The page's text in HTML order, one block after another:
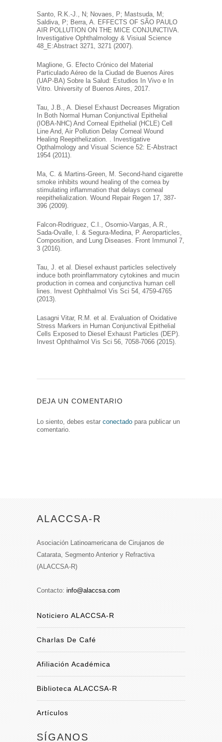
Santo, R.K.-J., N; Novaes, P; Mastsuda, M;
Saldiva, P; Berra, A. EFFECTS OF SÃO PAULO
AIR POLLUTION ON THE MICE CONJUNCTIVA.
Investigative Ophthalmology & Visiual Science
48_E:Abstract 3271, 3271 (2007).
Maglione, G. Efecto Crónico del Material
Particulado Aéreo de la Ciudad de Buenos Aires
(UAP-BA) Sobre la Salud: Estudios In Vivo e In
Vitro. University of Buenos Aires, 2017.
Tau, J.B., A. Diesel Exhaust Decreases Migration
In Both Normal Human Conjunctival Epithelial
(IOBA-NHC) And Corneal Epithelial (HCLE) Cell
Line And, Air Pollution Delay Corneal Wound
Healing Reepithelization. . Investigative
Opthalmology and Visual Science 52: E-Abstract
1954 (2011).
Ma, C. & Martins-Green, M. Second-hand cigarette
smoke inhibits wound healing of the cornea by
stimulating inflammation that delays corneal
reepithelialization. Wound Repair Regen 17, 387-
396 (2009).
Falcon-Rodriguez, C.I., Osornio-Vargas, A.R.,
Sada-Ovalle, I. & Segura-Medina, P. Aeroparticles,
Composition, and Lung Diseases. Front Immunol 7,
3 (2016).
Tau, J. et al. Diesel exhaust particles selectively
induce both proinflammatory cytokines and mucin
production in cornea and conjunctiva human cell
lines. Invest Ophthalmol Vis Sci 54, 4759-4765
(2013).
Lasagni Vitar, R.M. et al. Evaluation of Oxidative
Stress Markers in Human Conjunctival Epithelial
Cells Exposed to Diesel Exhaust Particles (DEP).
Invest Ophthalmol Vis Sci 56, 7058-7066 (2015).
DEJA UN COMENTARIO
Lo siento, debes estar conectado para publicar un
comentario.
ALACCSA-R
Asociación Latinoamericana de Cirujanos de
Catarata, Segmento Anterior y Refractiva
(ALACCSA-R)
Contacto: info@alaccsa.com
Noticiero ALACCSA-R
Charlas De Café
Afiliación Académica
Biblioteca ALACCSA-R
Artículos
SÍGANOS